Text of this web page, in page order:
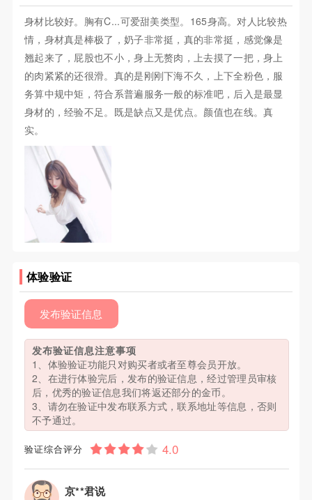
身材比较好。胸有C...可爱甜美类型。165身高。对人比较热
情，身材真是棒极了，奶子非常挺，真的非常挺，感觉像是
翘起来了，屁股也不小，身上无赘肉，上去摸了一把，身上
的肉紧紧的还很滑。真的是刚刚下海不久，上下全粉色，服
务算中规中矩，符合系普遍服务一般的标准吧，后入是最显
身材的，经验不足。既是缺点又是优点。颜值也在线。真
实。
体验验证
发布验证信息
发布验证信息注意事项
1、体验验证功能只对购买者或者至尊会员开放。
2、在进行体验完后，发布的验证信息，经过管理员审核
后，优秀的验证信息我们将返还部分的金币。
3、请勿在验证中发布联系方式，联系地址等信息，否则
不予通过。
验证综合评分
京**君说